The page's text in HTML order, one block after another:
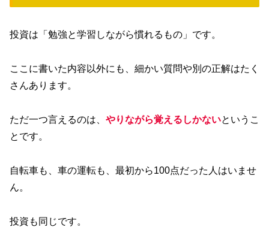
投資は「勉強と学習しながら慣れるもの」です。
ここに書いた内容以外にも、細かい質問や別の正解はたく
さんあります。
ただ一つ言えるのは、 やりながら覚えるしかないというこ
とです。
自転車も、車の運転も、最初から100点だった人はいませ
ん。
投資も同じです。